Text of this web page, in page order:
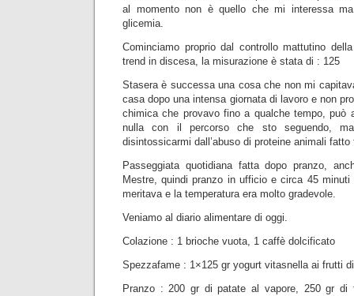
al momento non è quello che mi interessa
glicemia.
Cominciamo proprio dal controllo mattutino
trend in discesa, la misurazione è stata di : 125
Stasera è successa una cosa che non mi
casa dopo una intensa giornata di lavoro e non
chimica che provavo fino a qualche tempo, può
nulla con il percorso che sto seguendo,
disintossicarmi dall’abuso di proteine animali fatto
Passeggiata quotidiana fatta dopo pranzo,
Mestre, quindi pranzo in ufficio e circa 45
meritava e la temperatura era molto gradevole.
Veniamo al diario alimentare di oggi.
Colazione : 1 brioche vuota, 1 caffè dolcificato
Spezzafame : 1×125 gr yogurt vitasnella ai frutti
Pranzo : 200 gr di patate al vapore, 250 gr di